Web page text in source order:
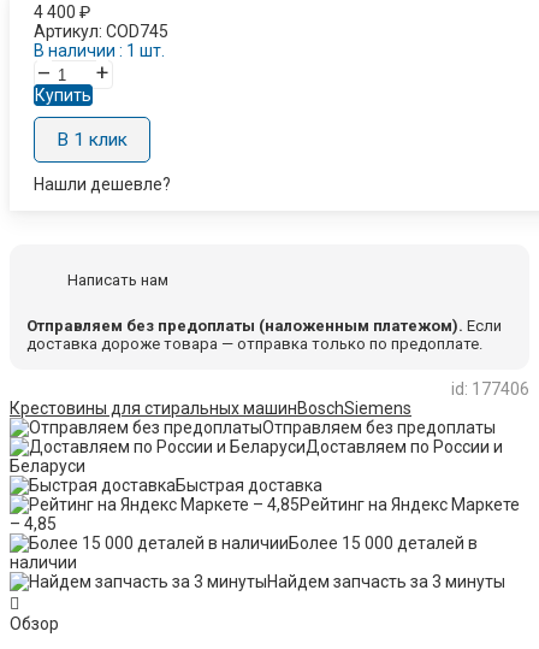
4 400 ₽
Артикул: COD745
В наличии : 1 шт.
– +
Купить
В 1 клик
Нашли дешевле?
Написать нам
Отправляем без предоплаты (наложенным платежом). Если
доставка дороже товара — отправка только по предоплате.
id: 177406
Крестовины для стиральных машинBoschSiemens
Отправляем без предоплаты
Доставляем по России и
Беларуси
Быстрая доставка
Рейтинг на Яндекс Маркете
– 4,85
Более 15 000 деталей в
наличии
Найдем запчасть за 3 минуты
Обзор